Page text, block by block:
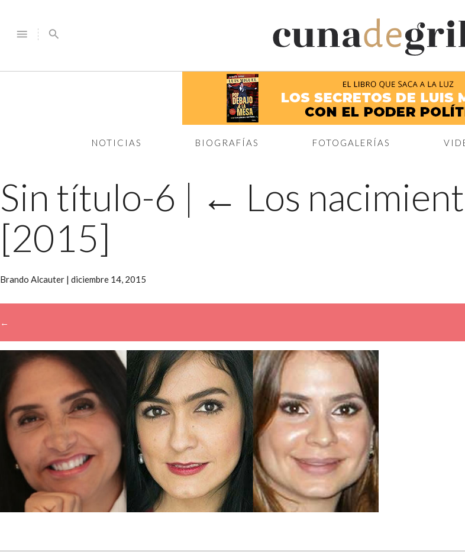
menu search
NOTICIAS BIOGRAFÍAS FOTOGALERÍAS
Sin título-6 | ← Los
[2015]
Brando Alcauter | diciembre 14, 2015
←